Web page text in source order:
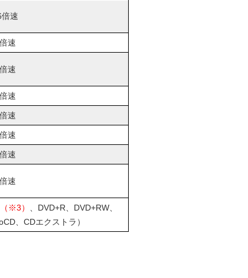
速
速
速
速
速
速
速
速
（※3）
、DVD+R、DVD+RW、
、CDエクストラ）